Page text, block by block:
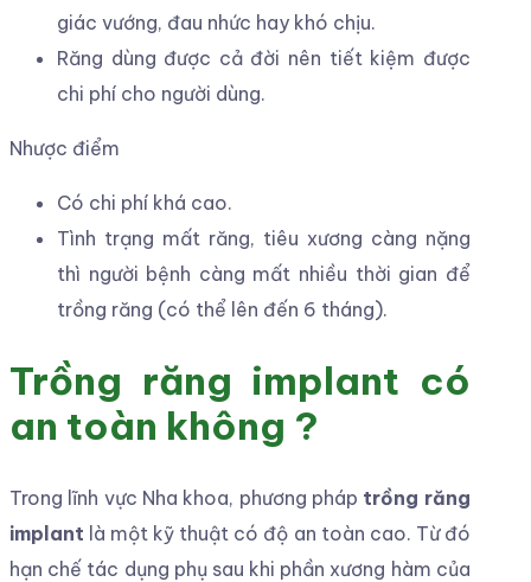
giác vướng, đau nhức hay khó chịu.
Răng dùng được cả đời nên tiết kiệm được
chi phí cho người dùng.
Nhược điểm
Có chi phí khá cao.
Tình trạng mất răng, tiêu xương càng nặng
thì người bệnh càng mất nhiều thời gian để
trồng răng (có thể lên đến 6 tháng).
Trồng răng implant có
an toàn không ?
Trong lĩnh vực Nha khoa, phương pháp trồng răng
implant là một kỹ thuật có độ an toàn cao. Từ đó
hạn chế tác dụng phụ sau khi phần xương hàm của